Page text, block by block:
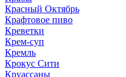
Красный Октябрь
Крафтовое пиво
Креветки
Крем-суп
Кремль
Крокус Сити
Круассаны